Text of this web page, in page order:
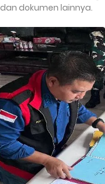
dan dokumen lainnya.